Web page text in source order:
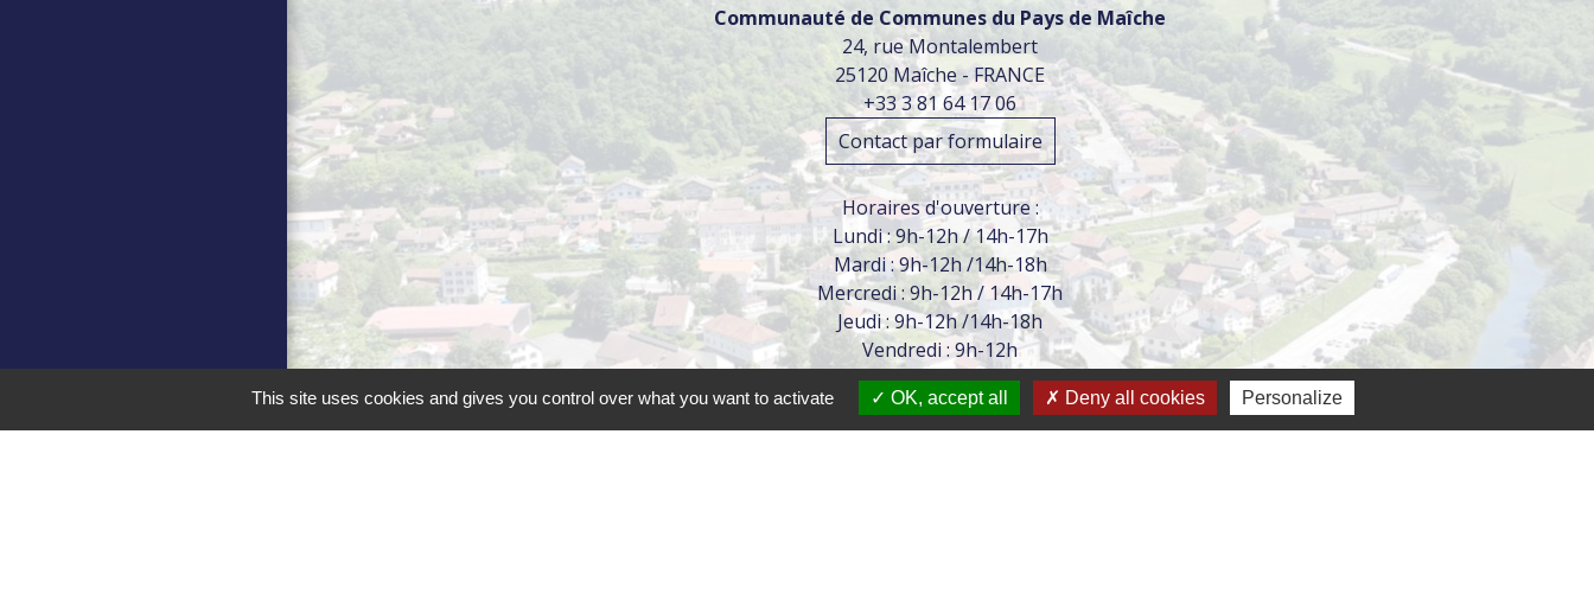
Communauté de Communes du Pays de Maîche
24, rue Montalembert
25120 Maîche - FRANCE
+33 3 81 64 17 06
Contact par formulaire
Horaires d'ouverture :
Lundi : 9h-12h / 14h-17h
Mardi : 9h-12h /14h-18h
Mercredi : 9h-12h / 14h-17h
Jeudi : 9h-12h /14h-18h
Vendredi : 9h-12h
This site uses cookies and gives you control over what you want to activate OK, accept all Deny all cookies Personalize